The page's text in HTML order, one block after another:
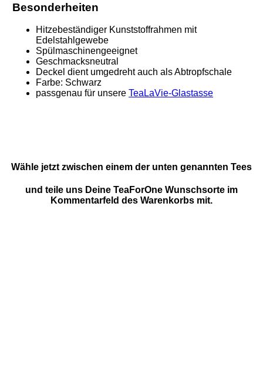
Besonderheiten
Hitzebeständiger Kunststoffrahmen mit
Edelstahlgewebe
Spülmaschinengeeignet
Geschmacksneutral
Deckel dient umgedreht auch als Abtropfschale
Farbe: Schwarz
passgenau für unsere TeaLaVie-Glastasse
Wähle jetzt zwischen einem der unten genannten Tees
und teile uns Deine TeaForOne Wunschsorte im
Kommentarfeld des Warenkorbs mit.